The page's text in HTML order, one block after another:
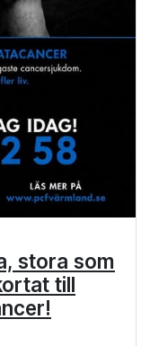
stora som
till